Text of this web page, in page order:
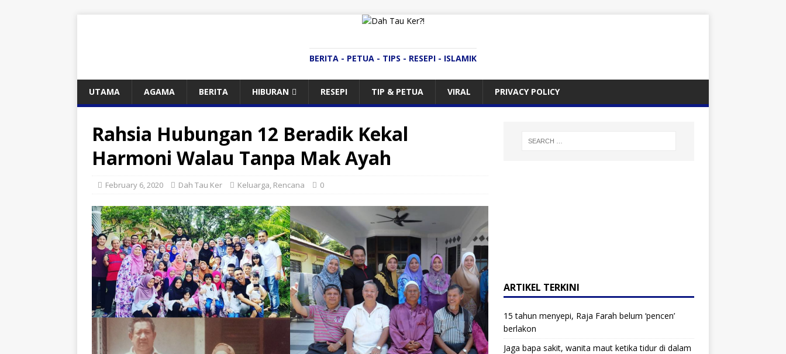
BERITA - PETUA - TIPS - RESEPI - ISLAMIK
UTAMA AGAMA BERITA HIBURAN RESEPI TIP & PETUA VIRAL PRIVACY POLICY
Rahsia Hubungan 12 Beradik Kekal
Harmoni Walau Tanpa Mak Ayah
February 6, 2020 Dah Tau Ker Keluarga, Rencana 0
ARTIKEL TERKINI
15 tahun menyepi, Raja Farah belum ‘pencen’
berlakon
Jaga bapa sakit, wanita maut ketika tidur di dalam